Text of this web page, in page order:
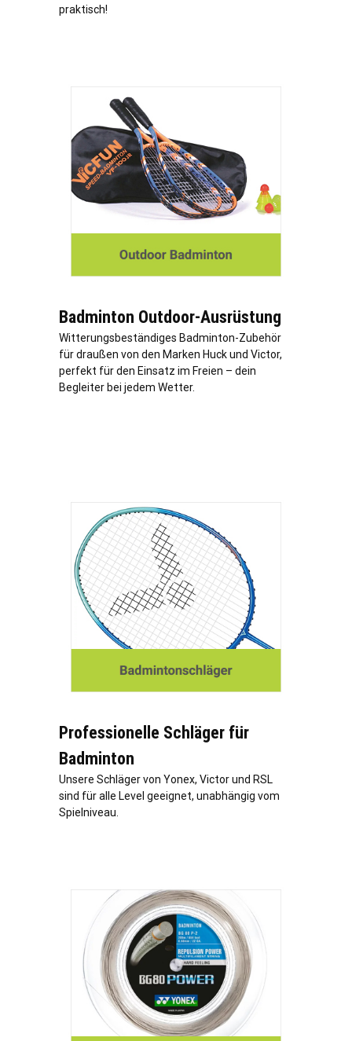
praktisch!
Badminton Outdoor-Ausrüstung
Witterungsbeständiges Badminton-Zubehör
für draußen von den Marken Huck und Victor,
perfekt für den Einsatz im Freien – dein
Begleiter bei jedem Wetter.
Professionelle Schläger für
Badminton
Unsere Schläger von Yonex, Victor und RSL
sind für alle Level geeignet, unabhängig vom
Spielniveau.